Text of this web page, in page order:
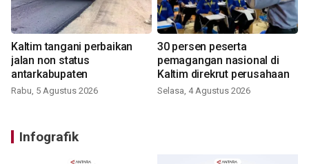
Kaltim tangani perbaikan
jalan non status
antarkabupaten
Rabu, 5 Agustus 2026
30 persen peserta
pemagangan nasional di
Kaltim direkrut perusahaan
Selasa, 4 Agustus 2026
Infografik